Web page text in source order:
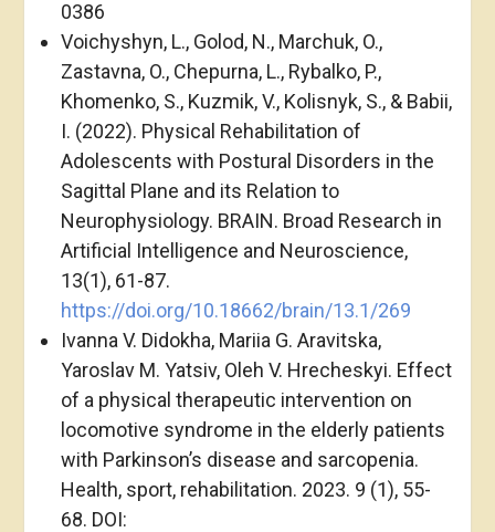
0386
Voichyshyn, L., Golod, N., Marchuk, O.,
Zastavna, O., Chepurna, L., Rybalko, P.,
Khomenko, S., Kuzmik, V., Kolisnyk, S., & Babii,
I. (2022). Physical Rehabilitation of
Adolescents with Postural Disorders in the
Sagittal Plane and its Relation to
Neurophysiology. BRAIN. Broad Research in
Artificial Intelligence and Neuroscience,
13(1), 61-87.
https://doi.org/10.18662/brain/13.1/269
Ivanna V. Didokha, Mariia G. Aravitska,
Yaroslav M. Yatsiv, Oleh V. Hrecheskyi. Effect
of a physical therapeutic intervention on
locomotive syndrome in the elderly patients
with Parkinson’s disease and sarcopenia.
Health, sport, rehabilitation. 2023. 9 (1), 55-
68. DOI: